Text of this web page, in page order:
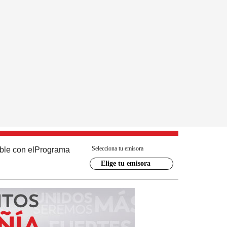
con el Programa Selecciona tu emisora
Elige tu emisora